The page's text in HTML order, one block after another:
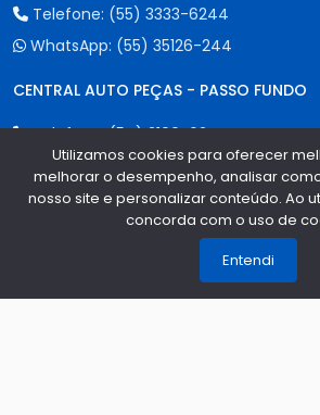
Telefone: (55) 3333-6244
WhatsApp: (55) 35126-244
CENTRAL AUTO PEÇAS - PASSO FUNDO
Telefone:(54) 2100-6244
WhatsApp:(55) 35126-244
CENTRAL AUTO PEÇAS - CAXIAS DO SUL
(54) 3535-6844
(55) 35126-244
Utilizamos cookies para oferecer
melhorar o desempenho, analisar
nosso site e personalizar conteúdo. Ao
concorda com o uso de
Entendi